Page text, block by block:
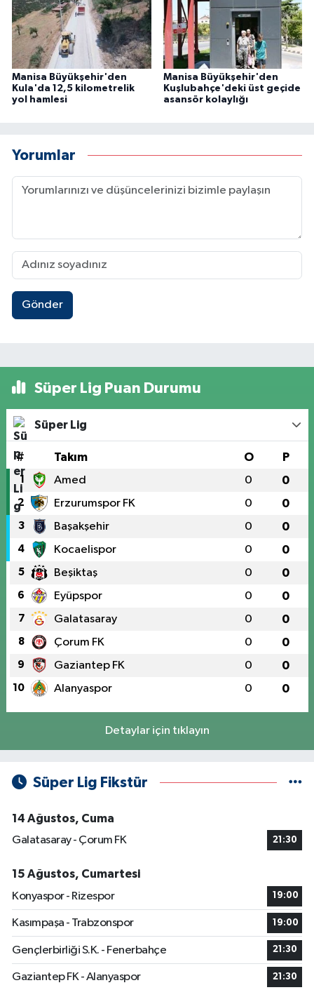
Manisa Büyükşehir'den
Kula'da 12,5 kilometrelik
yol hamlesi
Manisa Büyükşehir'den
Kuşlubahçe'deki üst geçide
asansör kolaylığı
Yorumlar
Gönder
Süper Lig Puan Durumu
Süper Lig
# Takım O P
1 Amed 0 0
2 Erzurumspor FK 0 0
3 Başakşehir 0 0
4 Kocaelispor 0 0
5 Beşiktaş 0 0
6 Eyüpspor 0 0
7 Galatasaray 0 0
8 Çorum FK 0 0
9 Gaziantep FK 0 0
10 Alanyaspor 0 0
Detaylar için tıklayın
Süper Lig Fikstür
14 Ağustos, Cuma
Galatasaray - Çorum FK
21:30
15 Ağustos, Cumartesi
Konyaspor - Rizespor
19:00
Kasımpaşa - Trabzonspor 19:00
Gençlerbirliği S.K. - Fenerbahçe 21:30
Gaziantep FK - Alanyaspor 21:30